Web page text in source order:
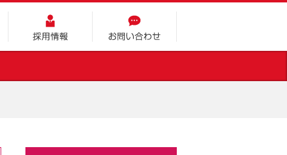
採用情報 お問い合わせ